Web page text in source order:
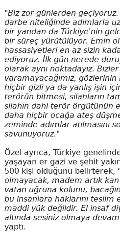
"Biz zor günlerden geçiyoruz.
darbe niteliğinde adımlarla
bir yandan da Türkiye'nin
bir süreç yürütülüyor. Emin
hassasiyetleri en az sizin
ediyoruz. İlk gün nerede
olarak aynı noktadayız.
varamayacağımız, gözlerinin
hiçbir gizli ya da yanlış işin
terörün bitmesi, silahların
silahın dahi terör örgütünün
daha hiçbir ocağa ateş
zeminde adımlar atılmasını
savunuyoruz."
Özel ayrıca, Türkiye
yaşayan er gazi ve şehit
500 kişi olduğunu belirterek,
olmayacak, madem artık
vatan uğruna kolunu,
bu insanlara haklarını
maddi yük değildir. El insaf
altında sesiniz olmaya
yaptı.